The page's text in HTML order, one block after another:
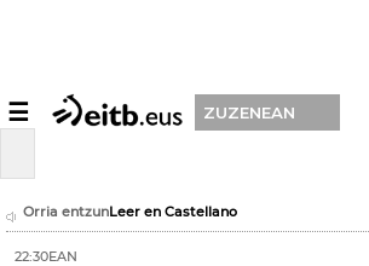
☰ ZUZENEAN
Orria entzunLeer en Castellano
22:30EAN